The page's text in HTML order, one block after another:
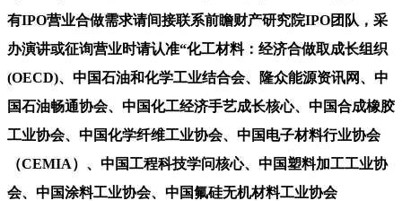
有IPO营业合做需求请间接联系前瞻财产研究院IPO团队，采
办演讲或征询营业时请认准“化工材料：经济合做取成长组织
(OECD)、中国石油和化学工业结合会、隆众能源资讯网、中
国石油畅通协会、中国化工经济手艺成长核心、中国合成橡胶
工业协会、中国化学纤维工业协会、中国电子材料行业协会
（CEMIA）、中国工程科技学问核心、中国塑料加工工业协
会、中国涂料工业协会、中国氟硅无机材料工业协会